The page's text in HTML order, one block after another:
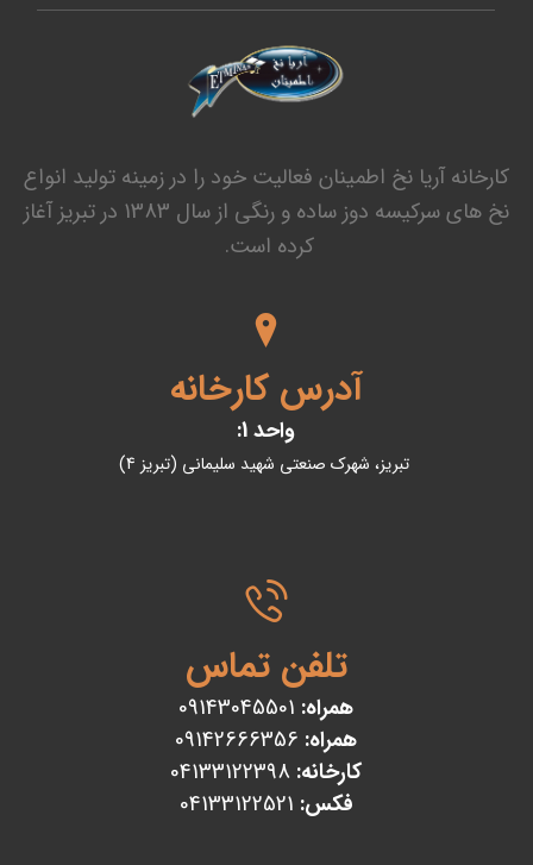
کارخانه آریا نخ اطمینان فعالیت خود را در زمینه تولید انواع
نخ های سرکیسه دوز ساده و رنگی از سال 1383 در تبریز آغاز
کرده است.
آدرس کارخانه
واحد 1:
تبریز، شهرک صنعتی شهید سلیمانی (تبریز 4)
تلفن تماس
همراه:
همراه:
کارخانه: 04133122398
فکس: